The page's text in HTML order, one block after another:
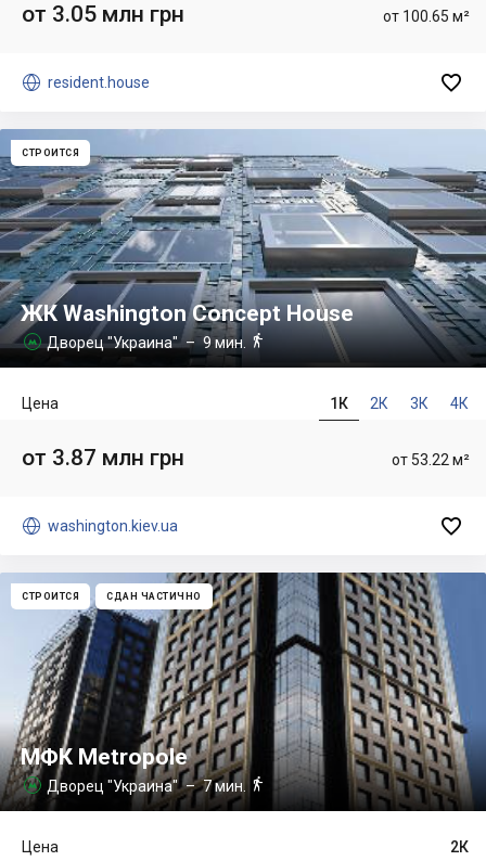
от 100.65 м²
от 3.05 млн грн
 resident.house 
СТРОИТСЯ
ЖК Washington Concept House
 Дворец "Украина" – 9 мин. 
1К 2К 3К 4К
Цена
от 53.22 м²
от 3.87 млн грн
 washington.kiev.ua 
СТРОИТСЯ СДАН ЧАСТИЧНО
МФК Metropole
 Дворец "Украина"– 7 мин. 
2К
Цена